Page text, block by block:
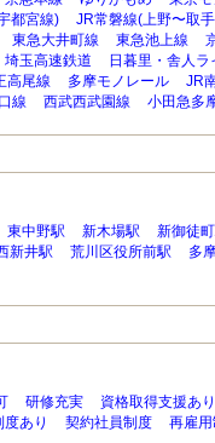
都宮線)
JR常磐線(上野〜取
東急大井町線 東急池上線
埼玉高速鉄道
日暮里・舎人ラ
高尾線 多摩モノレール
JR
線 西武西武園線 小田急多
東中野駅 新木場駅
新御徒
新井駅 荒川区役所前駅
多
研修充実
資格取得支援あり
度あり 契約社員制度 再雇